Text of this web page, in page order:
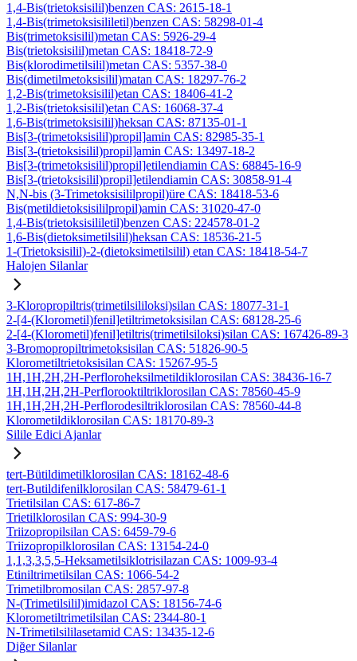
1,4-Bis(trietoksisilil)benzen CAS: 2615-18-1
1,4-Bis(trimetoksisililetil)benzen CAS: 58298-01-4
Bis(trimetoksisilil)metan CAS: 5926-29-4
Bis(trietoksisilil)metan CAS: 18418-72-9
Bis(klorodimetilsilil)metan CAS: 5357-38-0
Bis(dimetilmetoksisilil)matan CAS: 18297-76-2
1,2-Bis(trimetoksisilil)etan CAS: 18406-41-2
1,2-Bis(trietoksisilil)etan CAS: 16068-37-4
1,6-Bis(trimetoksisilil)heksan CAS: 87135-01-1
Bis[3-(trimetoksisilil)propil]amin CAS: 82985-35-1
Bis[3-(trietoksisilil)propil]amin CAS: 13497-18-2
Bis[3-(trimetoksisilil)propil]etilendiamin CAS: 68845-16-9
Bis[3-(trietoksisilil)propil]etilendiamin CAS: 30858-91-4
N,N-bis (3-Trimetoksisililpropil)üre CAS: 18418-53-6
Bis(metildietoksisililpropil)amin CAS: 31020-47-0
1,4-Bis(trietoksisililetil)benzen CAS: 224578-01-2
1,6-Bis(dietoksimetilsilil)heksan CAS: 18536-21-5
1-(Trietoksisilil)-2-(dietoksimetilsilil) etan CAS: 18418-54-7
Halojen Silanlar
3-Kloropropiltris(trimetilsililoksi)silan CAS: 18077-31-1
2-[4-(Klorometil)fenil]etiltrimetoksisilan CAS: 68128-25-6
2-[4-(Klorometil)fenil]etiltris(trimetilsiloksi)silan CAS: 167426-89-3
3-Bromopropiltrimetoksisilan CAS: 51826-90-5
Klorometiltrietoksisilan CAS: 15267-95-5
1H,1H,2H,2H-Perfloroheksilmetildiklorosilan CAS: 38436-16-7
1H,1H,2H,2H-Perflorooktiltriklorosilan CAS: 78560-45-9
1H,1H,2H,2H-Perflorodesiltriklorosilan CAS: 78560-44-8
Klorometildiklorosilan CAS: 18170-89-3
Silile Edici Ajanlar
tert-Bütildimetilklorosilan CAS: 18162-48-6
tert-Butildifenilklorosilan CAS: 58479-61-1
Trietilsilan CAS: 617-86-7
Trietilklorosilan CAS: 994-30-9
Triizopropilsilan CAS: 6459-79-6
Triizopropilklorosilan CAS: 13154-24-0
1,1,3,3,5,5-Heksametilsiklotrisilazan CAS: 1009-93-4
Etiniltrimetilsilan CAS: 1066-54-2
Trimetilbromosilan CAS: 2857-97-8
N-(Trimetilsilil)imidazol CAS: 18156-74-6
Klorometiltrimetilsilan CAS: 2344-80-1
N-Trimetilsililasetamid CAS: 13435-12-6
Diğer Silanlar